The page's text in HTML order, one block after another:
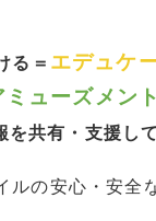
る＝ エデュケ
ミューズメント
共有・支援し
の安心・安全